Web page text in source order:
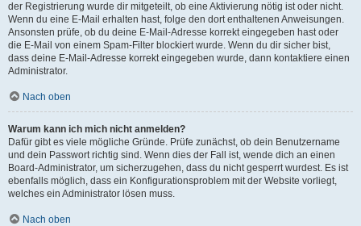
der Registrierung wurde dir mitgeteilt, ob eine Aktivierung nötig ist oder nicht.
Wenn du eine E-Mail erhalten hast, folge den dort enthaltenen Anweisungen.
Ansonsten prüfe, ob du deine E-Mail-Adresse korrekt eingegeben hast oder
die E-Mail von einem Spam-Filter blockiert wurde. Wenn du dir sicher bist,
dass deine E-Mail-Adresse korrekt eingegeben wurde, dann kontaktiere einen
Administrator.
Nach oben
Warum kann ich mich nicht anmelden?
Dafür gibt es viele mögliche Gründe. Prüfe zunächst, ob dein Benutzername
und dein Passwort richtig sind. Wenn dies der Fall ist, wende dich an einen
Board-Administrator, um sicherzugehen, dass du nicht gesperrt wurdest. Es ist
ebenfalls möglich, dass ein Konfigurationsproblem mit der Website vorliegt,
welches ein Administrator lösen muss.
Nach oben